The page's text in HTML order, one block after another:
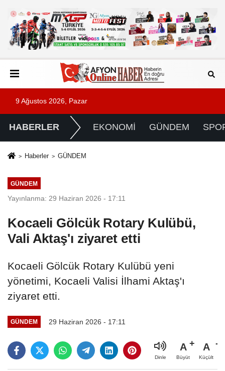
9 Ağustos 2026, Pazar
HABERLER EKONOMİ GÜNDEM
Haberler GÜNDEM
GÜNDEM
Yayınlanma: 29 Haziran 2026 - 17:11
Kocaeli Gölcük Rotary Kulübü,
Vali Aktaş'ı ziyaret etti
Kocaeli Gölcük Rotary Kulübü yeni
yönetimi, Kocaeli Valisi İlhami Aktaş'ı
ziyaret etti.
GÜNDEM 29 Haziran 2026 - 17:11
Dinle
A
Büyüt
A
Küçült